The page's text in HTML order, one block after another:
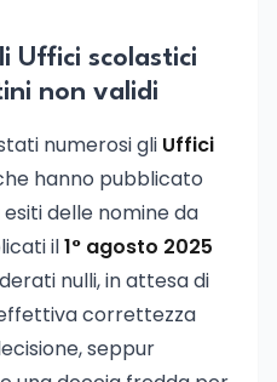
Uffici scolastici
non validi
numerosi gli Uffici
hanno pubblicato
delle nomine da
il1° agosto 2025
nulli, in attesa di
correttezza
seppur